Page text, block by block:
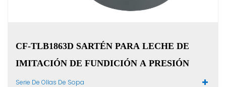
CF-TLB1863D SARTÉN PARA LECHE DE
IMITACIÓN DE FUNDICIÓN A PRESIÓN
Serie De Ollas De Sopa